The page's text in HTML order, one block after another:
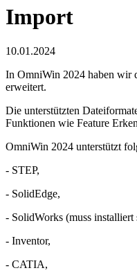
Import
10.01.2024
In OmniWin 2024 haben wir
erweitert.
Die unterstützten
Funktionen wie Feature
OmniWin 2024 unterstützt
- STEP,
- SolidEdge,
- SolidWorks (muss installiert
- Inventor,
- CATIA,